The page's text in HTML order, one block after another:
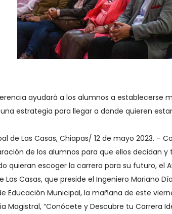
ayudará a los alumnos a establecerse
estrategia para llegar a donde quieren
de Las Casas, Chiapas/ 12 de mayo 2023. –
de los alumnos para que ellos decidan
quieran escoger la carrera para su futuro, el
Las Casas, que preside el Ingeniero Mariano
Educación Municipal, la mañana de este
Magistral, “Conócete y Descubre tu Carrera